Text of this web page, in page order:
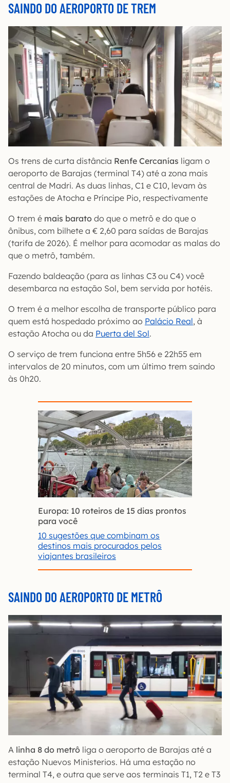
SAINDO DO AEROPORTO DE TREM
Os trens de curta distância Renfe Cercanías ligam o
aeroporto de Barajas (terminal T4) até a zona mais
central de Madri. As duas linhas, C1 e C10, levam às
estações de Atocha e Príncipe Pio, respectivamente
O trem é mais barato do que o metrô e do que o
ônibus, com bilhete a € 2,60 para saídas de Barajas
(tarifa de 2026). É melhor para acomodar as malas do
que o metrô, também.
Fazendo baldeação (para as linhas C3 ou C4) você
desembarca na estação Sol, bem servida por hotéis.
O trem é a melhor escolha de transporte público para
quem está hospedado próximo ao Palácio Real, à
estação Atocha ou da Puerta del Sol.
O serviço de trem funciona entre 5h56 e 22h55 em
intervalos de 20 minutos, com um último trem saindo
às 0h20.
Europa: 10 roteiros de 15 dias prontos
para você
10 sugestões que combinam os
destinos mais procurados pelos
viajantes brasileiros
SAINDO DO AEROPORTO DE METRÔ
A linha 8 do metrô liga o aeroporto de Barajas até a
estação Nuevos Ministerios. Há uma estação no
terminal T4, e outra que serve aos terminais T1, T2 e T3